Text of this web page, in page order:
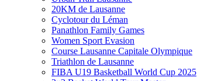
20KM de Lausanne
Cyclotour du Léman
Panathlon Family Games
Women Sport Evasion
Course Lausanne Capitale Olympique
Triathlon de Lausanne
FIBA U19 Basketball World Cup 2025